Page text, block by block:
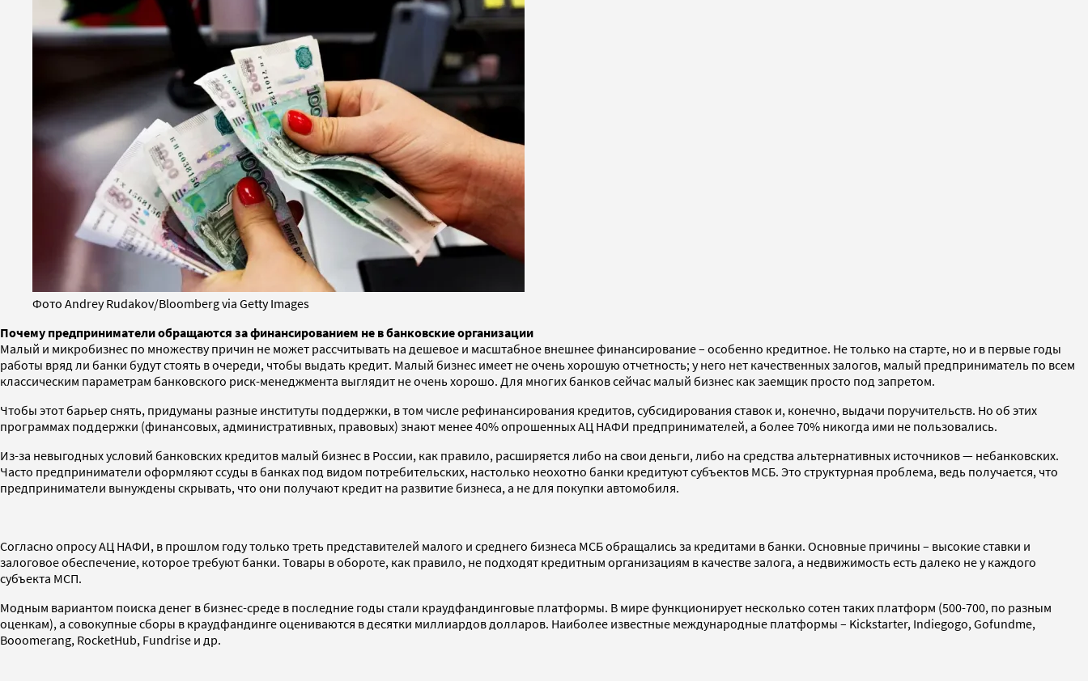
Фото Andrey Rudakov/Bloomberg via Getty Images
Почему предприниматели обращаются за финансированием не в банковские организации
Малый и микробизнес по множеству причин не может рассчитывать на дешевое и масштабное внешнее финансирование – особенно кредитное. Не только на старте, но и в первые годы
работы вряд ли банки будут стоять в очереди, чтобы выдать кредит. Малый бизнес имеет не очень хорошую отчетность; у него нет качественных залогов, малый предприниматель по всем
классическим параметрам банковского риск-менеджмента выглядит не очень хорошо. Для многих банков сейчас малый бизнес как заемщик просто под запретом.
Чтобы этот барьер снять, придуманы разные институты поддержки, в том числе рефинансирования кредитов, субсидирования ставок и, конечно, выдачи поручительств. Но об этих
программах поддержки (финансовых, административных, правовых) знают менее 40% опрошенных АЦ НАФИ предпринимателей, а более 70% никогда ими не пользовались.
Из-за невыгодных условий банковских кредитов малый бизнес в России, как правило, расширяется либо на свои деньги, либо на средства альтернативных источников — небанковских.
Часто предприниматели оформляют ссуды в банках под видом потребительских, настолько неохотно банки кредитуют субъектов МСБ. Это структурная проблема, ведь получается, что
предприниматели вынуждены скрывать, что они получают кредит на развитие бизнеса, а не для покупки автомобиля.
Согласно опросу АЦ НАФИ, в прошлом году только треть представителей малого и среднего бизнеса МСБ обращались за кредитами в банки. Основные причины – высокие ставки и
залоговое обеспечение, которое требуют банки. Товары в обороте, как правило, не подходят кредитным организациям в качестве залога, а недвижимость есть далеко не у каждого
субъекта МСП.
Модным вариантом поиска денег в бизнес-среде в последние годы стали краудфандинговые платформы. В мире функционирует несколько сотен таких платформ (500-700, по разным
оценкам), а совокупные сборы в краудфандинге оцениваются в десятки миллиардов долларов. Наиболее известные международные платформы – Kickstarter, Indiegogo, Gofundme,
Booоmerang, RocketHub, Fundrise и др.